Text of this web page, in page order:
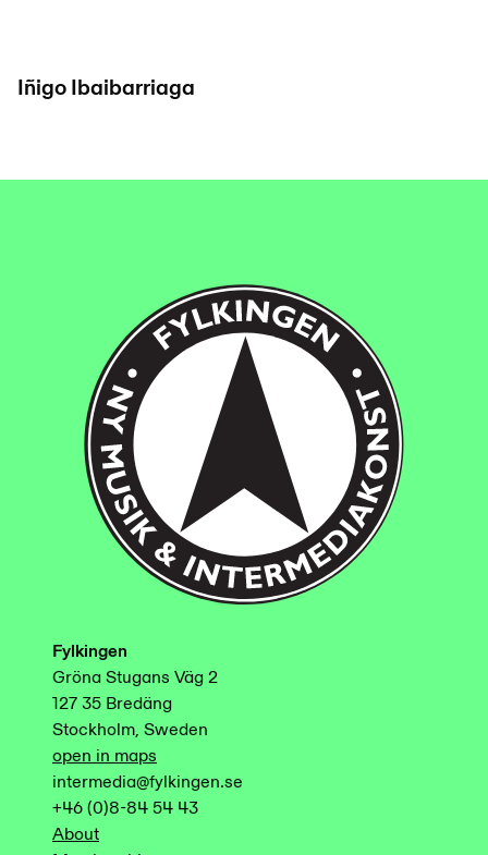
Iñigo Ibaibarriaga
Fylkingen
Gröna Stugans Väg 2
127 35 Bredäng
Stockholm, Sweden
open in maps
intermedia@fylkingen.se
+46 (0)8-84 54 43
About